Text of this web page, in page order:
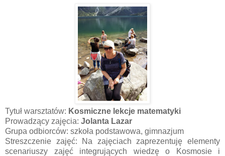
Tytuł warsztatów: Kosmiczne lekcje matematyki
Prowadzący zajęcia: Jolanta Lazar
Grupa odbiorców: szkoła podstawowa, gimnazjum
Streszczenie zajęć: Na zajęciach zaprezentuję elementy
scenariuszy zajęć integrujących wiedzę o Kosmosie i